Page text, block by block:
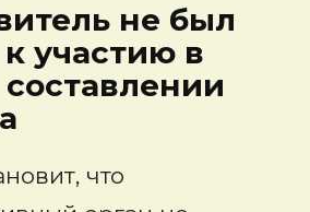
не был
участию в
что